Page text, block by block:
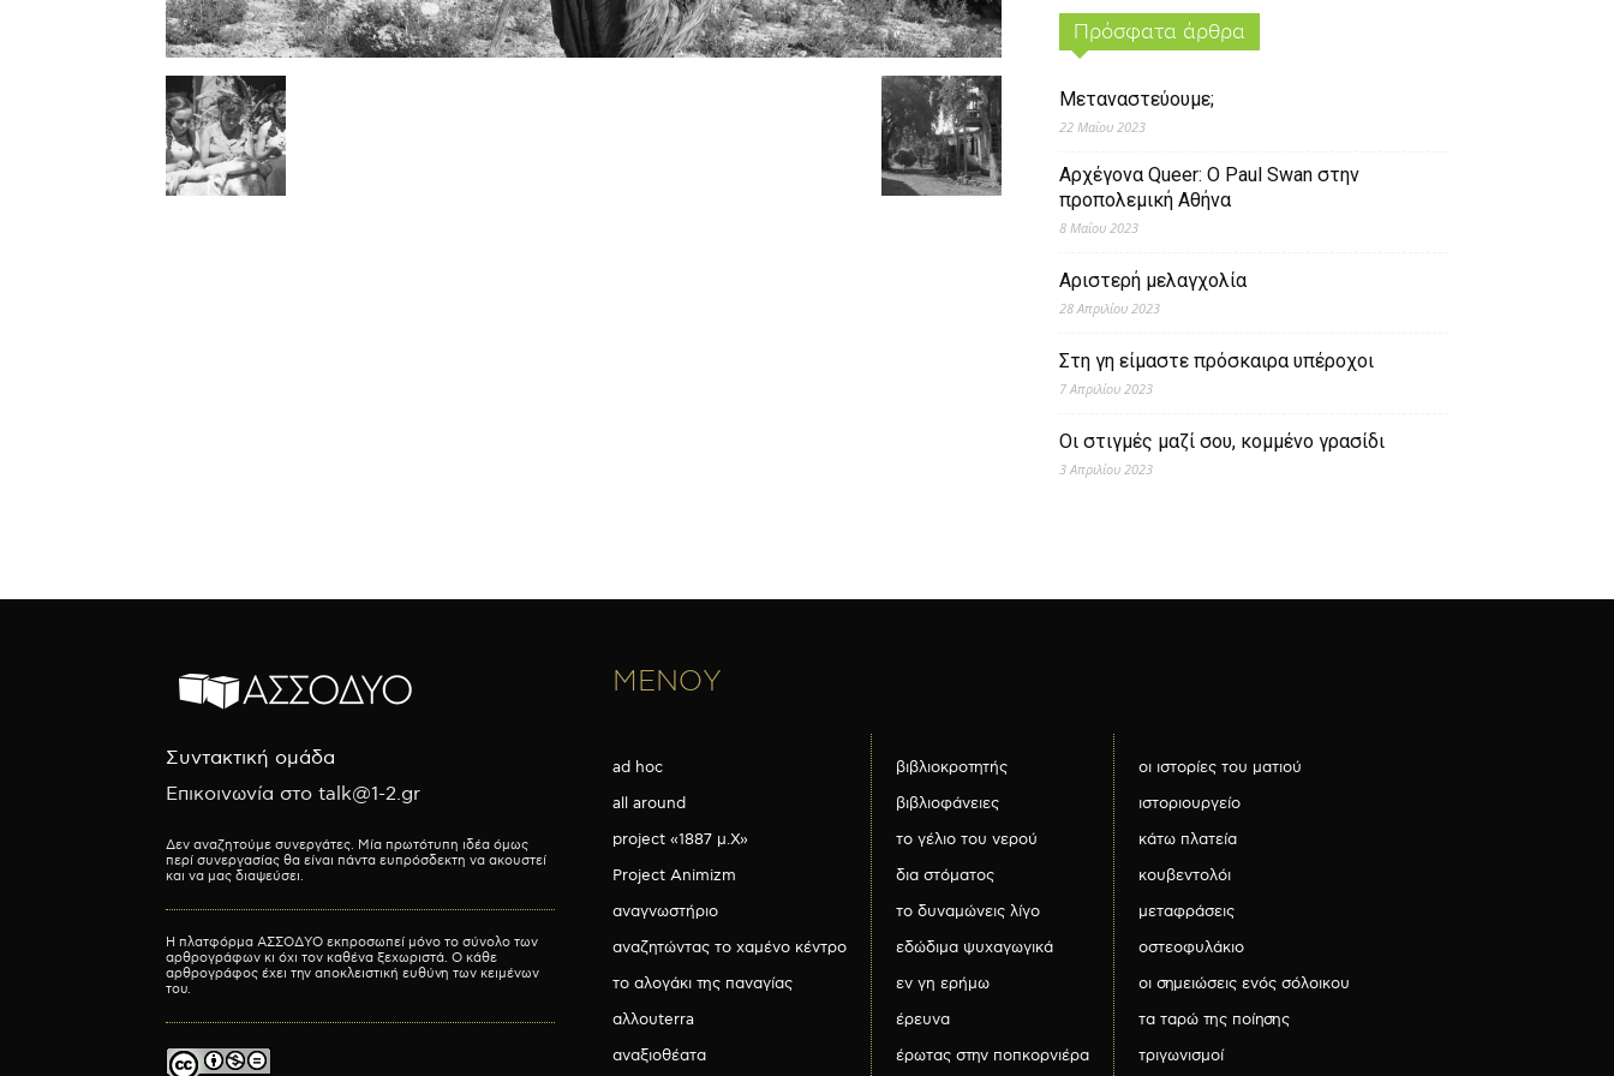
Πρόσφατα άρθρα
Μεταναστεύουμε;
22 Μαΐου 2023
Αρχέγονα Queer: O Paul Swan στην
προπολεμική Αθήνα
8 Μαΐου 2023
Αριστερή μελαγχολία
28 Απριλίου 2023
Στη γη είμαστε πρόσκαιρα υπέροχοι
7 Απριλίου 2023
Οι στιγμές μαζί σου, κομμένο γρασίδι
3 Απριλίου 2023
Συντακτική ομάδα
Επικοινωνία στο talk@1-2.gr
Δεν αναζητούμε συνεργάτες. Μία πρωτότυπη ιδέα όμως
περί συνεργασίας θα είναι πάντα ευπρόσδεκτη να ακουστεί
και να μας διαψεύσει.
Η πλατφόρμα ΑΣΣΟΔΥΟ εκπροσωπεί μόνο το σύνολο των
αρθρογράφων κι όχι τον καθένα ξεχωριστά. Ο κάθε
αρθρογράφος έχει την αποκλειστική ευθύνη των κειμένων
του.
ΜΕΝΟΥ
ad hoc
all around
project «1887 μ.Χ»
Project Animizm
αναγνωστήριο
αναζητώντας το χαμένο κέντρο
το αλογάκι της παναγίας
αλλουterra
αναξιοθέατα
βιβλιοκροτητής
βιβλιοφάνειες
το γέλιο του νερού
δια στόματος
το δυναμώνεις λίγο
εδώδιμα ψυχαγωγικά
εν γη ερήμω
έρευνα
έρωτας στην ποπκορνιέρα
οι ιστορίες του ματιού
ιστοριουργείο
κάτω πλατεία
κουβεντολόι
μεταφράσεις
οστεοφυλάκιο
οι σημειώσεις ενός σόλοικου
τα ταρώ της ποίησης
τριγωνισμοί